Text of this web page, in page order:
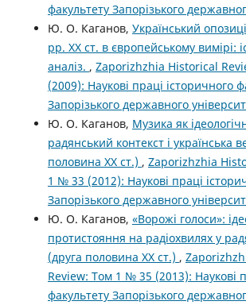
факультету Запорізького
Ю. О. Каганов, Український
рр. XХ ст. в європейському вимірі:
аналіз. , Zaporizhzhia Historical
(2009): Наукові праці історичного
Запорізького державного
Ю. О. Каганов, Музика як
радянський контекст і українська
половина XX ст.) , Zaporizhzhia
1 № 33 (2012): Наукові праці
Запорізького державного
Ю. О. Каганов, «Ворожі голоси»:
протистояння на радіохвилях у
(друга половина XX ст.) ,
Review: Том 1 № 35 (2013): Наукові
факультету Запорізького